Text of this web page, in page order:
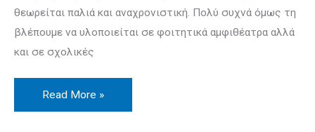
θεωρείται παλιά και αναχρονιστική. Πολύ συχνά όμως τη
βλέπουμε να υλοποιείται σε φοιτητικά αμφιθέατρα αλλά
και σε σχολικές
Read More »